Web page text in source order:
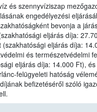
és szennyvíziszap
engedélyezési
bevonja a
eljárás díja:
(szakhatósági eljárás díja:
és természetvédelmi
eljárás díja: 14.000 Ft),
felügyeleti hatóság
befizetéséről szóló